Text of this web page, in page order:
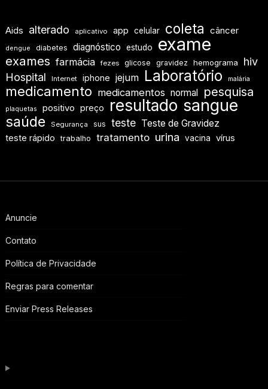
Aids alterado aplicativo app celular coleta câncer
dengue diabetes diagnóstico estudo exame
exames farmácia fezes glicose gravidez hemograma
hiv
Hospital
Internet iphone jejum Laboratório malária
medicamento medicamentos normal pesquisa
plaquetas positivo preço resultado sangue
saúde Segurança sus teste Teste de Gravidez
teste rápido trabalho tratamento urina vacina vírus
Anuncie
Contato
Política de Privacidade
Regras para comentar
Enviar Press Releases